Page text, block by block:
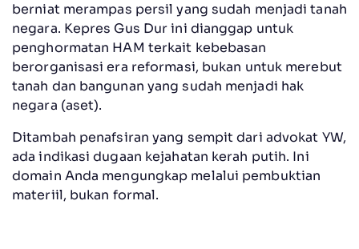
berniat merampas persil yang sudah menjadi tanah
negara. Kepres Gus Dur ini dianggap untuk
penghormatan HAM terkait kebebasan
berorganisasi era reformasi, bukan untuk merebut
tanah dan bangunan yang sudah menjadi hak
negara (aset).
Ditambah penafsiran yang sempit dari advokat YW,
ada indikasi dugaan kejahatan kerah putih. Ini
domain Anda mengungkap melalui pembuktian
materiil, bukan formal.